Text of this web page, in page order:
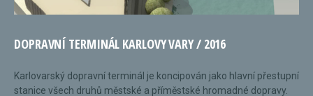
DOPRAVNÍ TERMINÁL KARLOVY VARY / 2016
Karlovarský dopravní terminál je koncipován jako hlavní přestupní
stanice všech druhů městské a příměstské hromadné dopravy.